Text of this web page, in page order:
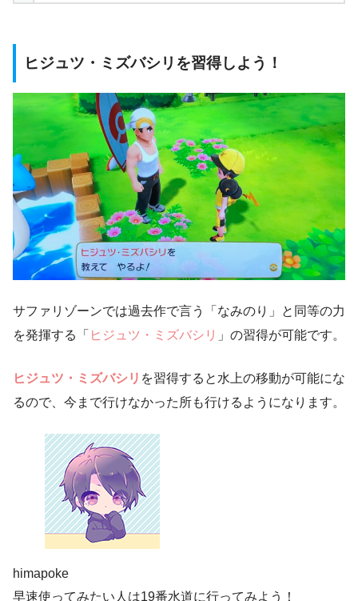
ヒジュツ・ミズバシリを習得しよう！
サファリゾーンでは過去作で言う「なみのり」と同等の力
を発揮する「 ヒジュツ・ミズバシリ 」の習得が可能です。
ヒジュツ・ミズバシリ を習得すると水上の移動が可能にな
るので、今まで行けなかった所も行けるようになります。
himapoke
早速使ってみたい人は19番水道に行ってみよう！